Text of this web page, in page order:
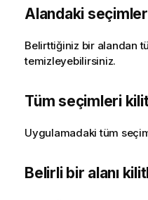
Alandaki
Belirttiğiniz bir alandan
temizleyebilirsiniz.
Tüm seçimleri
Uygulamadaki tüm
Belirli bir alanı